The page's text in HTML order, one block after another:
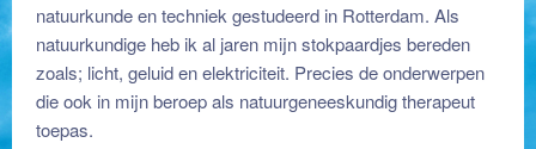
natuurkunde en techniek gestudeerd in Rotterdam. Als
natuurkundige heb ik al jaren mijn stokpaardjes bereden
zoals; licht, geluid en elektriciteit. Precies de onderwerpen
die ook in mijn beroep als natuurgeneeskundig therapeut
toepas.